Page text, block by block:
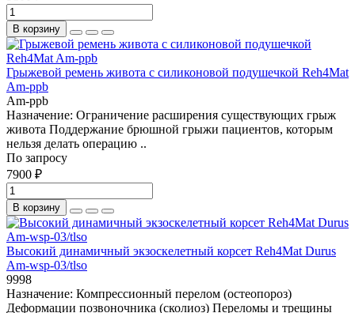
В корзину
Грыжевой ремень живота с силиконовой подушечкой Reh4Mat
Am-ppb
Am-ppb
Назначение: Ограничение расширения существующих грыж
живота Поддержание брюшной грыжи пациентов, которым
нельзя делать операцию ..
По запросу
7900 ₽
В корзину
Высокий динамичный экзоскелетный корсет Reh4Mat Durus
Am-wsp-03/tlso
9998
Назначение: Компрессионный перелом (остеопороз)
Деформации позвоночника (сколиоз) Переломы и трещины